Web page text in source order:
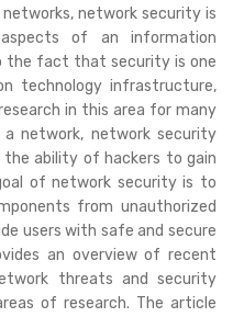
network security is
of an information
the fact that security is one
technology infrastructure,
in this area for many
a network, network security
the ability of hackers to gain
of network security is to
from unauthorized
users with safe and secure
an overview of recent
threats and security
of research. The article